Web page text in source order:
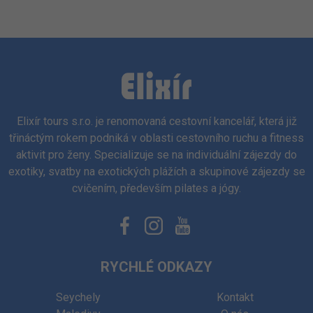
Elixír tours s.r.o. je renomovaná cestovní kancelář, která již
třináctým rokem podniká v oblasti cestovního ruchu a fitness
aktivit pro ženy. Specializuje se na individuální zájezdy do
exotiky, svatby na exotických plážích a skupinové zájezdy se
cvičením, především pilates a jógy.
RYCHLÉ ODKAZY
Seychely
Kontakt